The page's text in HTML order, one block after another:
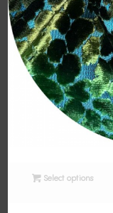
Select options